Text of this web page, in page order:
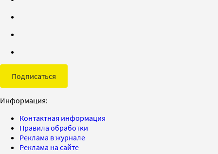
Подписаться
Информация:
Контактная информация
Правила обработки
Реклама в журнале
Реклама на сайте